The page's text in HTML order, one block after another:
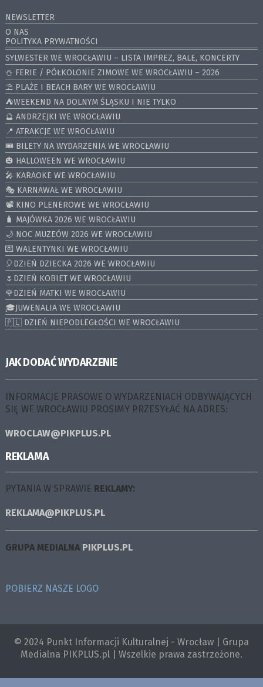
NEWSLETTER
O NAS
POLITYKA PRYWATNOŚCI
SYLWESTER WE WROCŁAWIU – LISTA IMPREZ, BALE, KONCERTY
⛄️ FERIE / PÓŁKOLONIE ZIMOWE WE WROCŁAWIU – 2026
⛱️ PLAŻE I BEACH BARY WE WROCŁAWIU
⛺️WEEKEND NA DOLNYM ŚLĄSKU I NIE TYLKO
🔮 ANDRZEJKI WE WROCŁAWIU
📍 ATRAKCJE WE WROCŁAWIU
🎟️ BILETY NA WYDARZENIA WE WROCŁAWIU
🎃 HALLOWEEN WE WROCŁAWIU
🎤 KARAOKE WE WROCŁAWIU
🎭 KARNAWAŁ WE WROCŁAWIU
📽️ KINO PLENEROWE WE WROCŁAWIU
🧳 MAJÓWKA 2026 WE WROCŁAWIU
🌙 NOC MUZEÓW 2026 WE WROCŁAWIU
💌 WALENTYNKI WE WROCŁAWIU
🎈DZIEŃ DZIECKA 2026 WE WROCŁAWIU
🌷DZIEŃ KOBIET WE WROCŁAWIU
🌹DZIEŃ MATKI WE WROCŁAWIU
🎓JUWENALIA WE WROCŁAWIU
🇵🇱 DZIEŃ NIEPODLEGŁOŚCI WE WROCŁAWIU
JAK DODAĆ WYDARZENIE
INFORMACJE PRASOWE O WYDARZENIACH ODBYWAJĄCYCH
SIĘ WE WROCŁAWIU PROSIMY PRZESYŁAĆ NA ADRES:
WROCLAW@PIKPLUS.PL
REKLAMA
PYTANIA W SPRAWIE REKLAMY:
REKLAMA@PIKPLUS.PL
GRUPA MEDIALNA PIKPLUS.PL
POBIERZ NASZE LOGO
© 2024 Punkt Informacji Kulturalnej - Wrocław | Grupa
Medialna PIKPLUS.pl | Wszelkie prawa zastrzeżone.